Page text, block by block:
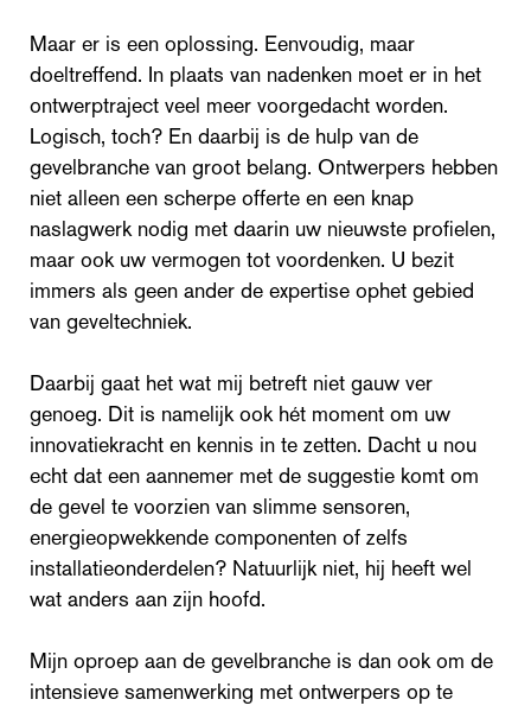
Maar er is een oplossing. Eenvoudig, maar
doeltreffend. In plaats van nadenken moet er in het
ontwerptraject veel meer voorgedacht worden.
Logisch, toch? En daarbij is de hulp van de
gevelbranche van groot belang. Ontwerpers hebben
niet alleen een scherpe offerte en een knap
naslagwerk nodig met daarin uw nieuwste profielen,
maar ook uw vermogen tot voordenken. U bezit
immers als geen ander de expertise ophet gebied
van geveltechniek.
Daarbij gaat het wat mij betreft niet gauw ver
genoeg. Dit is namelijk ook hét moment om uw
innovatiekracht en kennis in te zetten. Dacht u nou
echt dat een aannemer met de suggestie komt om
de gevel te voorzien van slimme sensoren,
energieopwekkende componenten of zelfs
installatieonderdelen? Natuurlijk niet, hij heeft wel
wat anders aan zijn hoofd.
Mijn oproep aan de gevelbranche is dan ook om de
intensieve samenwerking met ontwerpers op te